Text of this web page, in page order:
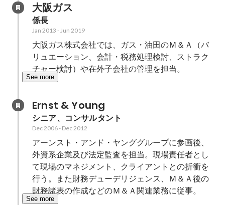
大阪ガス
係長
Jan 2013 -Jun 2019
大阪ガス株式会社では、ガス・油田のＭ＆Ａ（バ
リュエーション、会計・税務処理検討、ストラク
チャー検討）や在外子会社の管理を担当。
See more
Ernst & Young
シニア、コンサルタント
Dec 2006- Dec 2012
アーンスト・アンド・ヤンググループに参画後、
外資系企業及び法定監査を担当。現場責任者とし
て現場のマネジメント、クライアントとの折衝を
行う。また財務デューデリジェンス、Ｍ＆Ａ後の
財務諸表の作成などのＭ＆Ａ関連業務に従事。
See more